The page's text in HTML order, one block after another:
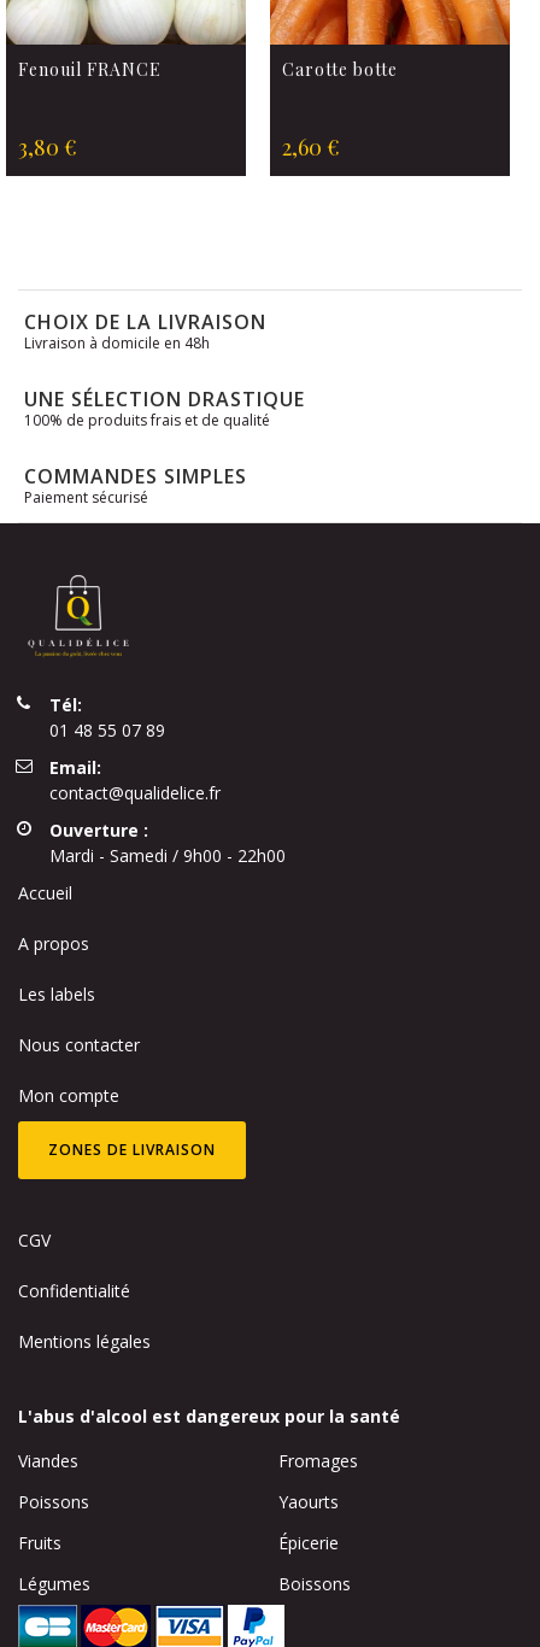
Fenouil FRANCE
3,80 €
Carotte botte
2,60 €
CHOIX DE LA LIVRAISON
Livraison à domicile en 48h
UNE SÉLECTION DRASTIQUE
100% de produits frais et de qualité
COMMANDES SIMPLES
Paiement sécurisé
Tél:
01 48 55 07 89
Email:
contact@qualidelice.fr
Ouverture :
Mardi - Samedi / 9h00 - 22h00
Accueil
A propos
Les labels
Nous contacter
Mon compte
ZONES DE LIVRAISON
CGV
Confidentialité
Mentions légales
L'abus d'alcool est dangereux pour la santé
Viandes
Poissons
Fruits
Légumes
Fromages
Yaourts
Épicerie
Boissons